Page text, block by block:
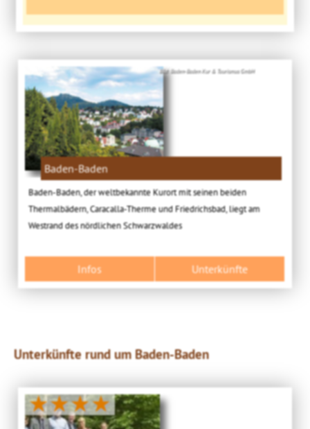
Bild: Baden-Baden Kur & Tourismus GmbH
Baden-Baden
Baden-Baden, der weltbekannte Kurort mit seinen beiden
Thermalbädern, Caracalla-Therme und Friedrichsbad, liegt am
Westrand des nördlichen Schwarzwaldes
Infos Unterkünfte
Unterkünfte rund um Baden-Baden
★★★★